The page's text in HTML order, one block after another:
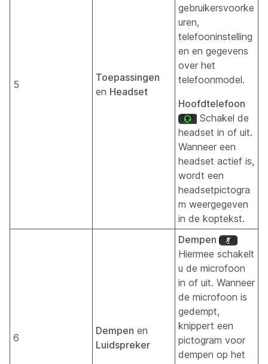
5
Toepassingen
en Headset
gebruikersvoorke
uren,
telefooninstelling
en en gegevens
over het
telefoonmodel.
Hoofdtelefoon
Schakel de
headset in of uit.
Wanneer een
headset actief is,
wordt een
headsetpictogra
m weergegeven
in de koptekst.
6
Dempen en
Luidspreker
Dempen
Hiermee schakelt
u de microfoon
in of uit. Wanneer
de microfoon is
gedempt,
knippert een
pictogram voor
dempen op het